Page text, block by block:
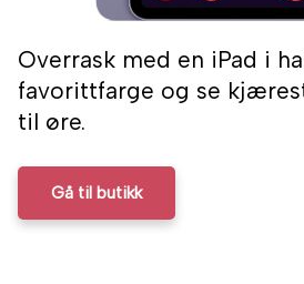
Overrask med en iPad i
favorittfarge og se
til øre.
Gå til butikk